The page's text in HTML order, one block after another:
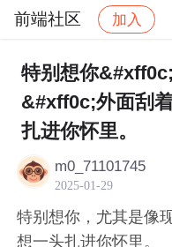
前端社区 加入
社区 前端社区
特别想你
&#xff0c;外面刮
扎进你怀里。
m0_71101745
2025-01-29
特别想你，尤其是像
想一头扎进你怀里。